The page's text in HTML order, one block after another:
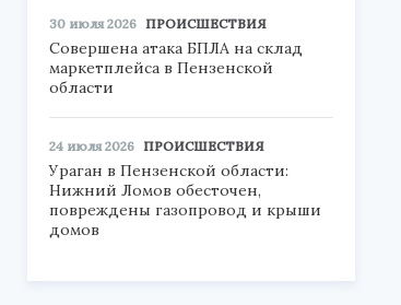
30 июля 2026 ПРОИСШЕСТВИЯ
Совершена атака БПЛА на склад
маркетплейса в Пензенской
области
24 июля 2026 ПРОИСШЕСТВИЯ
Ураган в Пензенской области:
Нижний Ломов обесточен,
повреждены газопровод и крыши
домов